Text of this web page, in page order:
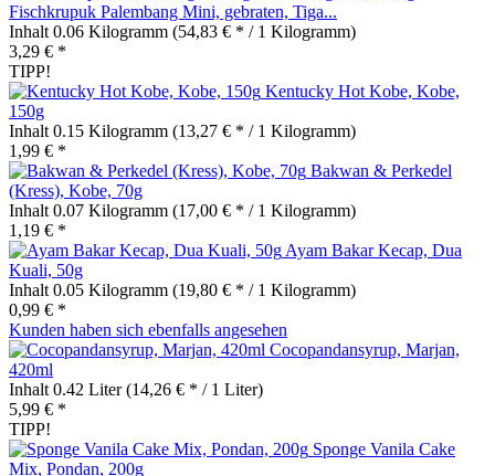
Fischkrupuk Palembang Mini, gebraten, Tiga...
Inhalt 0.06 Kilogramm (54,83 € * / 1 Kilogramm)
3,29 € *
TIPP!
Kentucky Hot Kobe, Kobe,
150g
Inhalt 0.15 Kilogramm (13,27 € * / 1 Kilogramm)
1,99 € *
Bakwan & Perkedel
(Kress), Kobe, 70g
Inhalt 0.07 Kilogramm (17,00 € * / 1 Kilogramm)
1,19 € *
Ayam Bakar Kecap, Dua
Kuali, 50g
Inhalt 0.05 Kilogramm (19,80 € * / 1 Kilogramm)
0,99 € *
Kunden haben sich ebenfalls angesehen
Cocopandansyrup, Marjan,
420ml
Inhalt 0.42 Liter(14,26 € * / 1 Liter)
5,99 € *
TIPP!
Sponge Vanila Cake
Mix, Pondan, 200g